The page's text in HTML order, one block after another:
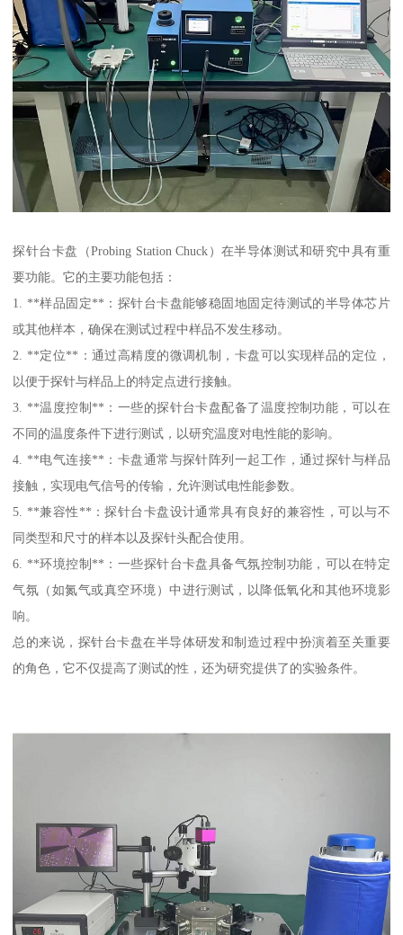
探针台卡盘（Probing Station Chuck）在半导体测试和研究中具有重
要功能。它的主要功能包括：
1. **样品固定**：探针台卡盘能够稳固地固定待测试的半导体芯片
或其他样本，确保在测试过程中样品不发生移动。
2. **定位**：通过高精度的微调机制，卡盘可以实现样品的定位，
以便于探针与样品上的特定点进行接触。
3. **温度控制**：一些的探针台卡盘配备了温度控制功能，可以在
不同的温度条件下进行测试，以研究温度对电性能的影响。
4. **电气连接**：卡盘通常与探针阵列一起工作，通过探针与样品
接触，实现电气信号的传输，允许测试电性能参数。
5. **兼容性**：探针台卡盘设计通常具有良好的兼容性，可以与不
同类型和尺寸的样本以及探针头配合使用。
6. **环境控制**：一些探针台卡盘具备气氛控制功能，可以在特定
气氛（如氮气或真空环境）中进行测试，以降低氧化和其他环境影
响。
总的来说，探针台卡盘在半导体研发和制造过程中扮演着至关重要
的角色，它不仅提高了测试的性，还为研究提供了的实验条件。